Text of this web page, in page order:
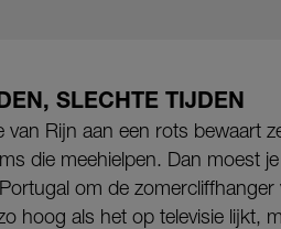
SLECHTE TIJDEN
Rijn aan een rots bewaart
die meehielpen. Dan moest
om de zomercliffhanger
hoog als het op televisie lijkt,